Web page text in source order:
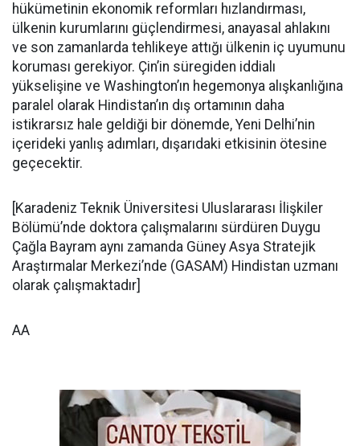
hükümetinin ekonomik reformları hızlandırması,
ülkenin kurumlarını güçlendirmesi, anayasal ahlakını
ve son zamanlarda tehlikeye attığı ülkenin iç uyumunu
koruması gerekiyor. Çin’in süregiden iddialı
yükselişine ve Washington’ın hegemonya alışkanlığına
paralel olarak Hindistan’ın dış ortamının daha
istikrarsız hale geldiği bir dönemde, Yeni Delhi’nin
içerideki yanlış adımları, dışarıdaki etkisinin ötesine
geçecektir.
[Karadeniz Teknik Üniversitesi Uluslararası İlişkiler
Bölümü’nde doktora çalışmalarını sürdüren Duygu
Çağla Bayram aynı zamanda Güney Asya Stratejik
Araştırmalar Merkezi’nde (GASAM) Hindistan uzmanı
olarak çalışmaktadır]
AA